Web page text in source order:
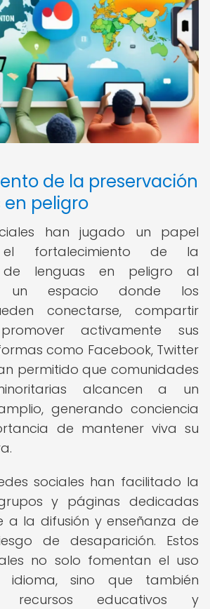
de la preservación
peligro
han jugado un papel
fortalecimiento de la
de lenguas en peligro al
un espacio donde los
conectarse, compartir
activamente sus
como Facebook, Twitter
permitido que comunidades
alcancen a un
generando conciencia
de mantener viva su
sociales han facilitado la
y páginas dedicadas
a la difusión y enseñanza de
de desaparición. Estos
no solo fomentan el uso
idioma, sino que también
recursos educativos y